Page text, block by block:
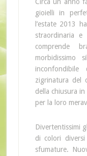
gioielli in
l’estate 2013
straordinaria e
comprende
morbidissimo
zigrinatura del
della chiusura
per la loro
Divertentissimi
di colori
sfumature.